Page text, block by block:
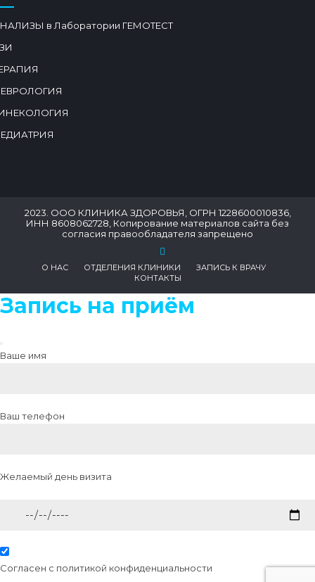
в Лаборатории ГЕМОТЕСТ
2023. ООО КЛИНИКА ЗДОРОВЬЯ, ОГРН 1228600010836,
ИНН 8608062728, Копирование материалов сайта без
согласия правообладателя запрещено
О НАС ОТДЕЛЕНИЯ КЛИНИКИ
ЗАПИСЬ К ВРАЧУ
КОНТАКТЫ
Запись на приём
Ваше имя
Ваш телефон
Желаемый день визита
Согласен с политикой конфиденциальности